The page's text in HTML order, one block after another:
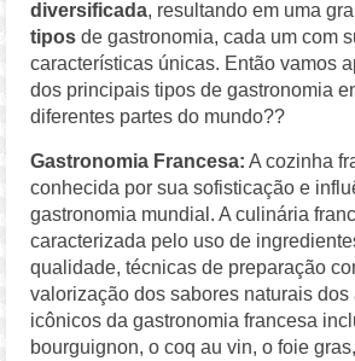
diversificada, resultando em uma
tipos de gastronomia, cada um com
características únicas. Então vamos
dos principais tipos de gastronomia
diferentes partes do mundo??
Gastronomia Francesa: A cozinha
conhecida por sua sofisticação e
gastronomia mundial. A culinária
caracterizada pelo uso de
qualidade, técnicas de preparação
valorização dos sabores naturais
icônicos da gastronomia francesa
bourguignon, o coq au vin, o foie